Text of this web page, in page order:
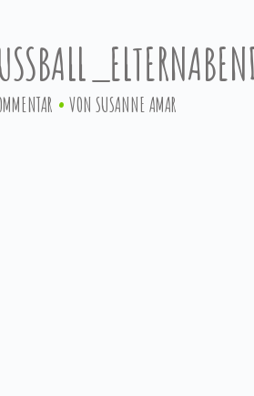
VONSUSANNE AMAR